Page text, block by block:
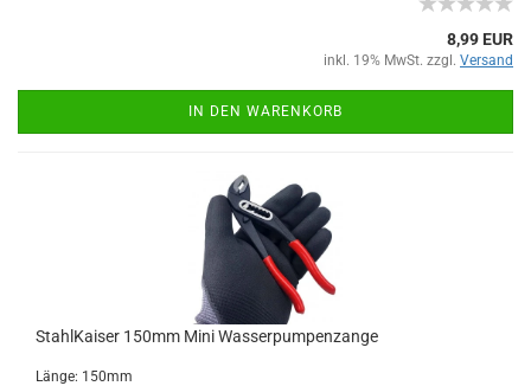
8,99 EUR
inkl. 19% MwSt. zzgl. Versand
IN DEN WARENKORB
StahlKaiser 150mm Mini Wasserpumpenzange
Länge: 150mm